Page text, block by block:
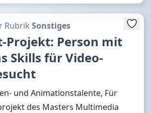
Rubrik Sonstiges
Projekt: Person mit
Skills für Video-
und Animationstalente, Für
des Masters Multimedia